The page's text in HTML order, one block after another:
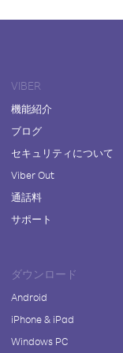
VIBER
機能紹介
ブログ
セキュリティについて
Viber Out
通話料
サポート
ダウンロード
Android
iPhone & iPad
Windows PC